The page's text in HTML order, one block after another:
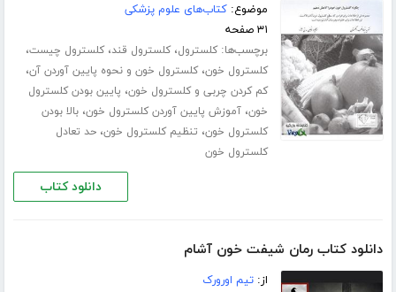
موضوع:کتاب‌های علوم پزشکی
۳۱ صفحه
برچسب‌ها:کلسترول،کلسترول قند،کلسترول چیست،
کلسترول خون،کلسترول خون و نحوه پایین آوردن آن،
کم کردن چربی و کلسترول خون، پایین بودن کلسترول
خون،آموزش پایین آوردن کلسترول خون،بالا بودن
کلسترول خون، تنظیم کلسترول خون،حد تعادل
کلسترول خون
دانلود کتاب
دانلود کتاب رمان شیفت خون آشام
از:تیم اورورک